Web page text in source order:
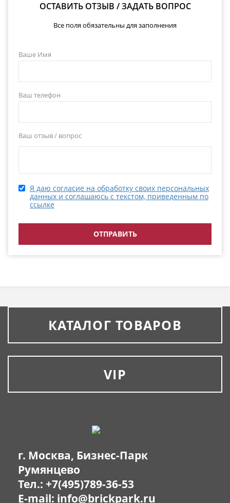
ОСТАВИТЬ ОТЗЫВ / ЗАДАТЬ ВОПРОС
Все поля обязательны для заполнения
Ваше Имя
Ваш телефон
Ваш отзыв / вопрос
Я даю согласие на обработку своих персональных
данных и соглашаюсь с текстом, приведенным по
ссылке
КАТАЛОГ ТОВАРОВ
VIP
г. Москва, Бизнес-Парк
Румянцево
Тел.: +7(495)789-36-53
E-mail: info@brickpark.ru